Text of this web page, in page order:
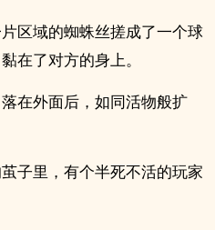
区域的蜘蛛丝搓成了一个球
在了对方的身上。
在外面后，如同活物般扩
子里，有个半死不活的玩家